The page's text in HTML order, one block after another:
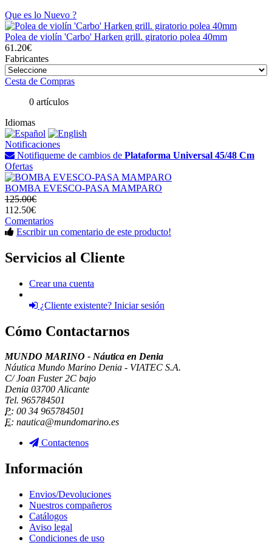
Que es lo Nuevo ?
Polea de violín 'Carbo' Harken grill. giratorio polea 40mm
61.20€
Fabricantes
Cesta de Compras
0 artículos
Idiomas
Notificaciones
Notifiqueme de cambios de Plataforma Universal 45/48 Cm
Ofertas
BOMBA EVESCO-PASA MAMPARO
125.00€
112.50€
Comentarios
Escribir un comentario de este producto!
Servicios al Cliente
Crear una cuenta
¿Cliente existente? Iniciar sesión
Cómo Contactarnos
MUNDO MARINO - Náutica en Denia
Náutica Mundo Marino Denia - VIATEC S.A.
C/ Joan Fuster 2C bajo
Denia 03700 Alicante
Tel. 965784501
P: 00 34 965784501
E: nautica@mundomarino.es
Contactenos
Información
Envios/Devoluciones
Nuestros compañeros
Catálogos
Aviso legal
Condiciones de uso